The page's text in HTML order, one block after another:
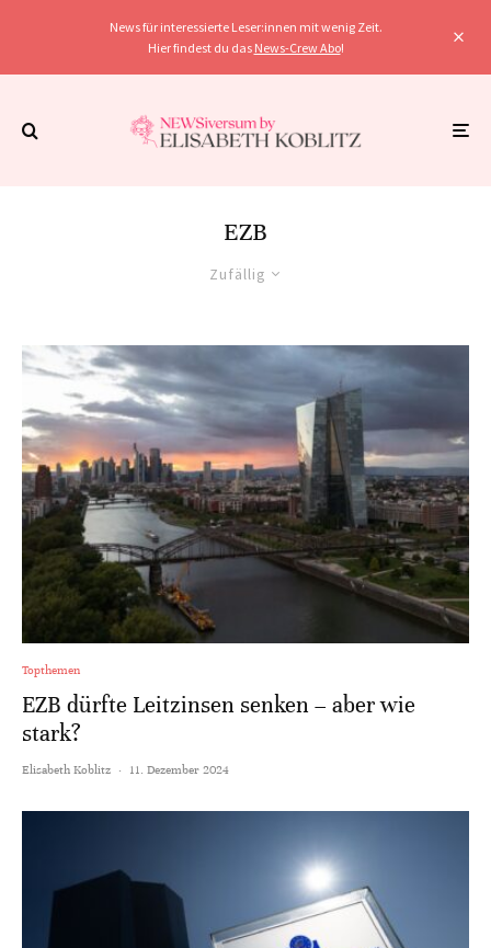
News für interessierte Leser:innen mit wenig Zeit.
Hier findest du das News-Crew Abo!
EZB
Zufällig
Topthemen
EZB dürfte Leitzinsen senken – aber wie
stark?
Elisabeth Koblitz · 11. Dezember 2024